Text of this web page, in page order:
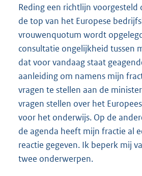
Reding een richtlijn voorgesteld
de top van het Europese
vrouwenquotum wordt
consultatie ongelijkheid tussen
dat voor vandaag staat
aanleiding om namens mijn
vragen te stellen aan de
vragen stellen over het
voor het onderwijs. Op de
de agenda heeft mijn fractie al
reactie gegeven. Ik beperk mij
twee onderwerpen.